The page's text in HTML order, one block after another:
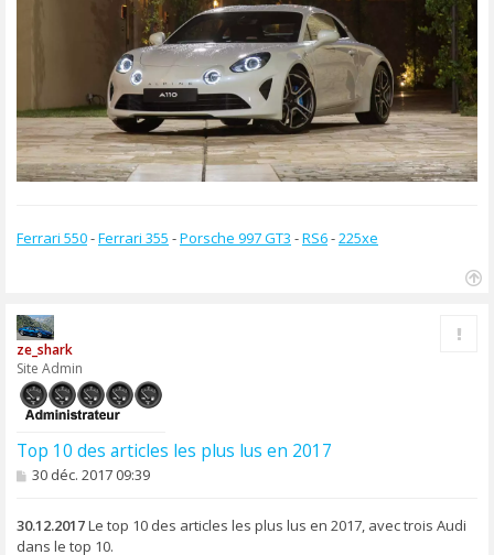
Ferrari 550-Ferrari 355 -Porsche 997 GT3 -RS6-225xe
ze_shark
Site Admin
Top 10 des articles les plus lus en 2017
M
s
a
30 déc. 2017 09:39
30.12.2017Le top 10 des articles les plus lus en 2017, avec trois Audi
dans le top 10.